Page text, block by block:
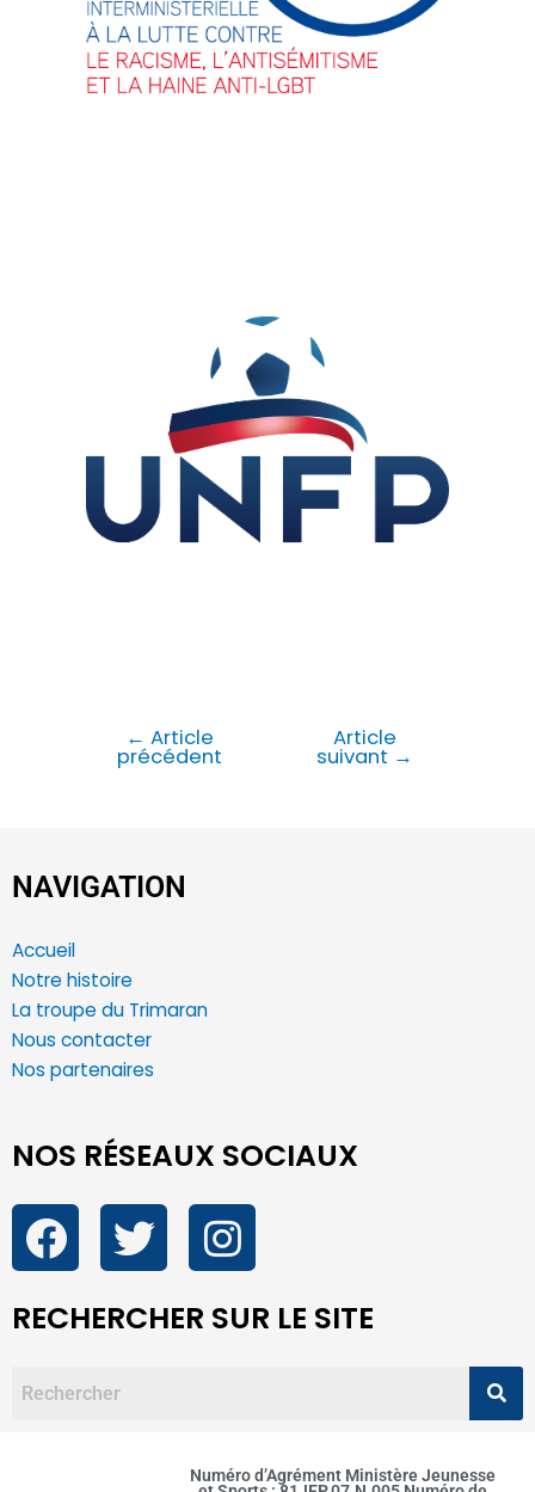
← Article
précédent
Article
suivant →
NAVIGATION
Accueil
Notre histoire
La troupe du Trimaran
Nous contacter
Nos partenaires
NOS RÉSEAUX SOCIAUX
RECHERCHER SUR LE SITE
Numéro d’Agrément Ministère Jeunesse